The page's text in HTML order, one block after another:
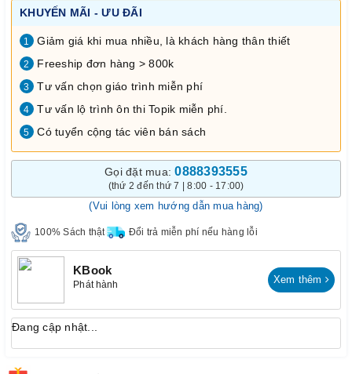
KHUYẾN MÃI - ƯU ĐÃI
1 Giảm giá khi mua nhiều, là khách hàng thân thiết
2 Freeship đơn hàng > 800k
3 Tư vấn chọn giáo trình miễn phí
4 Tư vấn lộ trình ôn thi Topik miễn phí.
5 Có tuyển cộng tác viên bán sách
Gọi đặt mua:0888393555
(thứ 2 đến thứ 7 | 8:00 - 17:00)
(Vui lòng xem hướng dẫn mua hàng)
100% Sách thật Đổi trả miễn phí nếu hàng lỗi
KBook
Phát hành Xem thêm
Đang cập nhật...